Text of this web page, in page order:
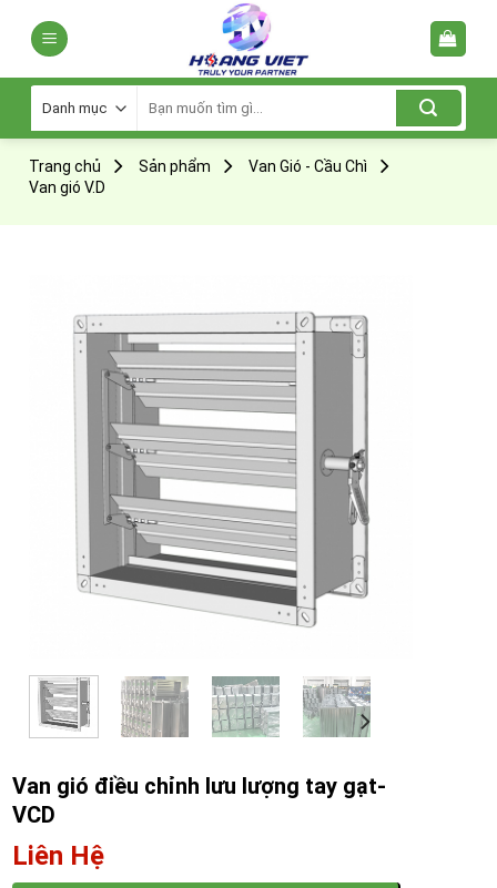
kiếm:
Trang chủ Sản phẩm
Van Gió - Cầu Chì
Van gió V.D
Van gió điều chỉnh lưu lượng tay gạt-
VCD
Liên Hệ